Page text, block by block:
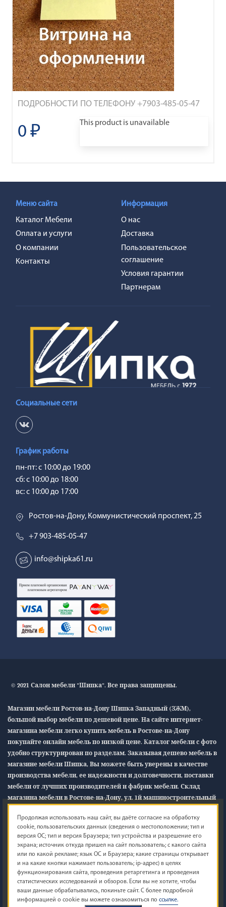
ПОДРОБНОСТИ ПО ТЕЛЕФОНУ +7903-485-05-47
0 ₽
This product is unavailable
Социальные сети
График работы
пн-пт: с 10:00 до 19:00
сб: с 10:00 до 18:00
вс: с 10:00 до 17:00
Меню сайта
Каталог Мебели
Оплата и услуги
О компании
Контакты
Информация
О нас
Доставка
Пользовательское
соглашение
Условия гарантии
Партнерам
Ростов-на-Дону, Коммунистический проспект, 25
+7 903-485-05-47
info@shipka61.ru
© 2021 Салон мебели "Шипка". Все права защищены.
Магазин мебели Ростов-на-Дону Шипка Западный (ЗЖМ),
большой выбор мебели по дешевой цене. На сайте интернет-
магазина мебели легко купить мебель в Ростове-на-Дону
покупайте онлайн мебель по низкой цене. Каталог мебели с фото
удобно структурирован по разделам. Заказывая дешево мебель в
магазине мебели Шипка, Вы можете быть уверены в качестве
производства мебели, ее надежности и долговечности, поставки
мебели от лучших производителей и фабрик мебели. Склад
магазина мебели в Ростове-на-Дону, ул. 1й машиностроительный
Обращаем ваше внимание на то, что данный интернет-сайт
носит исключительно информационный характер и ни при
каких условиях не является публичной офертой, определяемой
положениями Статьи 437 (2) Гражданского кодекса Российской
Федерации. Для получения подробной информации о наличии и
точной стоимости указанных товаров и (или) услуг, пожалуйста,
обращайтесь к менеджеру сайта с помощью специальной формы
Продолжая использовать наш сайт, вы даёте согласие на обработку
cookie, пользовательских данных (сведения о местоположении; тип и
версия ОС; тип и версия Браузера; тип устройства и разрешение его
экрана; источник откуда пришел на сайт пользователь; с какого сайта
или по какой рекламе; язык ОС и Браузера; какие страницы открывает
и на какие кнопки нажимает пользователь; ip-адрес) в целях
функционирования сайта, проведения ретаргетинга и проведения
статистических исследований и обзоров. Если вы не хотите, чтобы
ваши данные обрабатывались, покиньте сайт. С более подробной
информацией о cookie вы можете ознакомиться по ссылке.